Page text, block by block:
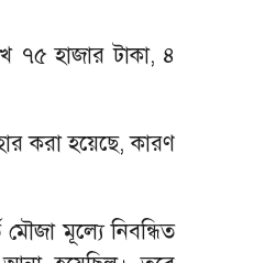
৭৫ হাজার টাকা, ৪
করা হয়েছে, কারণ
মূল্যে নিবন্ধিত